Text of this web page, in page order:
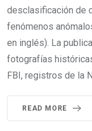
desclasificación de
fenómenos
en inglés). La
fotografías
FBI, registros de la
READ MORE